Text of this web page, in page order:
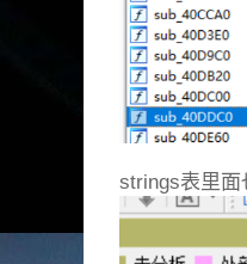
strings表里面